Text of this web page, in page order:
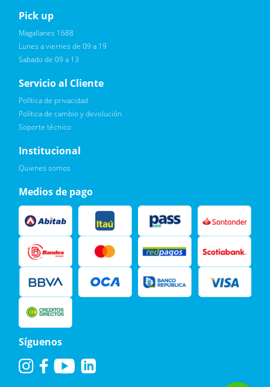
Reciba novedades, promociones exclusivas
Leí, soy consciente de las condiciones para el tratamiento de
mis datos personales y doy mi consentimiento, tal y como se
Pick up
Magallanes 1688
Lunes a viernes de 09 a 19
Sabado de 09 a 13
Servicio al Cliente
Política de privacidad
Política de cambio y devolución
Soporte técnico
Institucional
Quienes somos
Medios de pago
Síguenos